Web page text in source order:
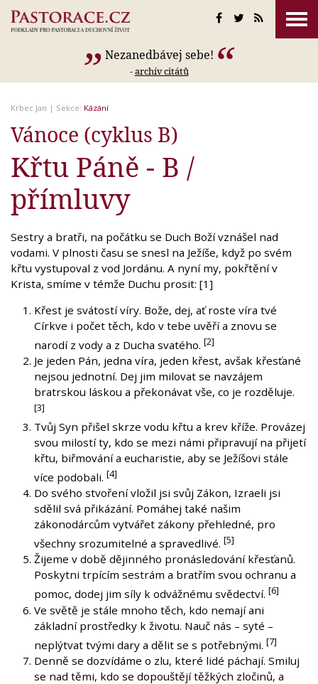
Nezanedbávej sebe!
-archív citátů
Krbec Jan | Sekce: Kázání
Vánoce (cyklus B)
Křtu Páně - B /
přímluvy
Sestry a bratři, na počátku se Duch Boží vznášel nad
vodami. V plnosti času se snesl na Ježíše, když po svém
křtu vystupoval z vod Jordánu. A nyní my, pokřtění v
Krista, smíme v témže Duchu prosit: [1]
Křest je svátostí víry. Bože, dej, ať roste víra tvé
Církve i počet těch, kdo v tebe uvěří a znovu se
narodí z vody a z Ducha svatého.[2]
Je jeden Pán, jedna víra, jeden křest, avšak křesťané
nejsou jednotní. Dej jim milovat se navzájem
bratrskou láskou a překonávat vše, co je rozděluje.
[3]
Tvůj Syn přišel skrze vodu křtu a krev kříže. Provázej
svou milostí ty, kdo se mezi námi připravují na přijetí
křtu, biřmování a eucharistie, aby se Ježíšovi stále
více podobali.[4]
Do svého stvoření vložil jsi svůj Zákon, Izraeli jsi
sdělil svá přikázání. Pomáhej také našim
zákonodárcům vytvářet zákony přehledné, pro
všechny srozumitelné a spravedlivé.[5]
Žijeme v době dějinného pronásledování křesťanů.
Poskytni trpícím sestrám a bratřím svou ochranu a
pomoc, dodej jim síly k odvážnému svědectví.[6]
Ve světě je stále mnoho těch, kdo nemají ani
základní prostředky k životu. Nauč nás – syté –
neplýtvat tvými dary a dělit se s potřebnými.[7]
Denně se dozvídáme o zlu, které lidé páchají. Smiluj
se nad těmi, kdo se dopouštějí těžkých zločinů, a